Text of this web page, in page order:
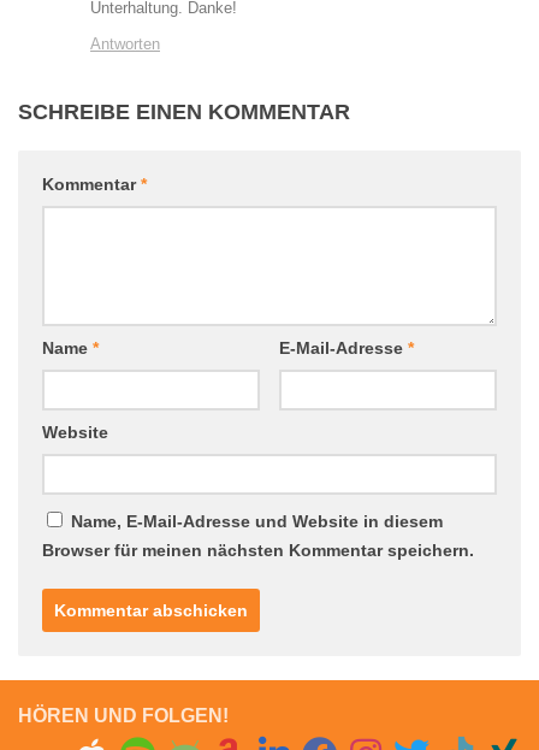
Unterhaltung. Danke!
Antworten
SCHREIBE EINEN KOMMENTAR
Kommentar*
Name * E-Mail-Adresse *
Website
Name, E-Mail-Adresse und Website in diesem
Browser für meinen nächsten Kommentar speichern.
HÖREN UND FOLGEN!